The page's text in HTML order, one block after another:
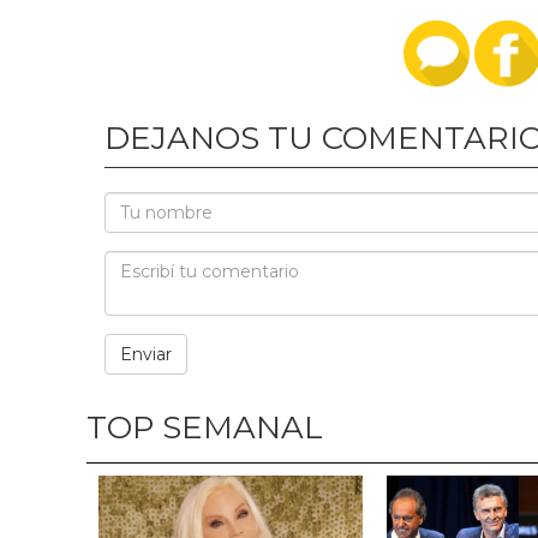
DEJANOS TU
TOP SEMANAL